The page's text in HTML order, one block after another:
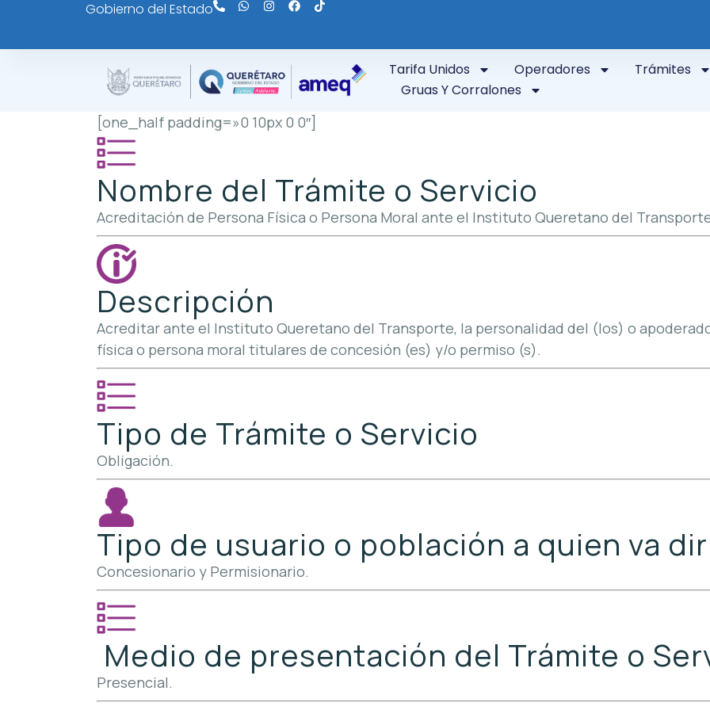
Gobierno del Estado
Tarifa Unidos Operadores Trámites
Gruas Y Corralones
[one_half padding=»0 10px 0 0″]
Nombre del Trámite o Servicio
Acreditación de Persona Física o Persona Moral ante el Instituto Queretano del
Descripción
Acreditar ante el Instituto Queretano del Transporte, la personalidad del (los) o
física o persona moral titulares de concesión (es) y/o permiso (s).
Tipo de Trámite o Servicio
Obligación.
Tipo de usuario o población a quien va
Concesionario y Permisionario.
Medio de presentación del Trámite o
Presencial.